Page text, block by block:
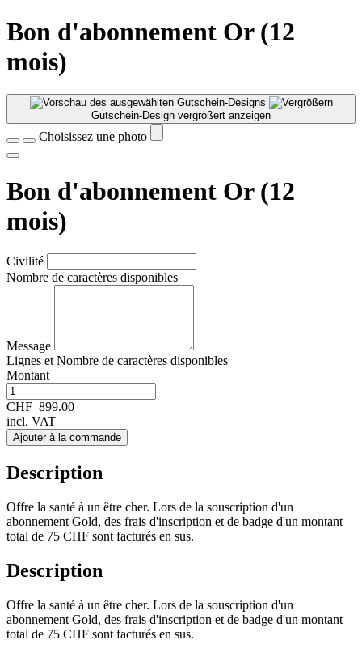
Bon d'abonnement Or (12
mois)
Gutschein-Design vergrößert anzeigen
Choisissez une photo
Bon d'abonnement Or (12
mois)
Civilité
Nombre de caractères disponibles
Message
Lignes et Nombre de caractères disponibles
Montant
CHF 899.00
incl. VAT
Ajouter à la commande
Description
Offre la santé à un être cher. Lors de la souscription d'un
abonnement Gold, des frais d'inscription et de badge d'un montant
total de 75 CHF sont facturés en sus.
Description
Offre la santé à un être cher. Lors de la souscription d'un
abonnement Gold, des frais d'inscription et de badge d'un montant
total de 75 CHF sont facturés en sus.